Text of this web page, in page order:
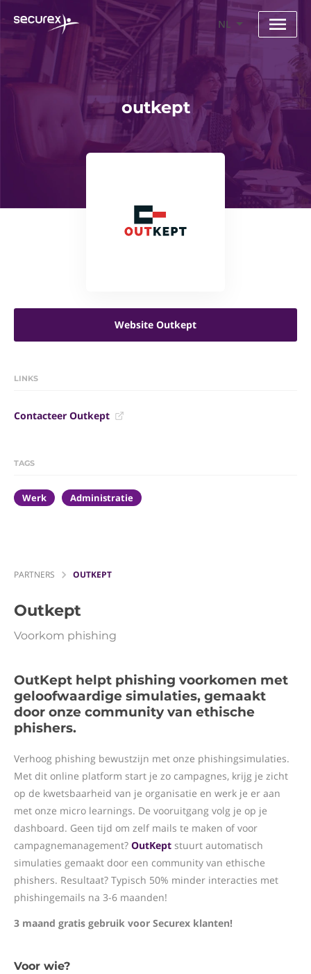
NL
outkept
Website Outkept
LINKS
Contacteer Outkept
TAGS
Werk Administratie
PARTNERS OUTKEPT
Outkept
Voorkom phishing
OutKept helpt phishing voorkomen met
geloofwaardige simulaties, gemaakt
door onze community van ethische
phishers.
Verhoog phishing bewustzijn met onze phishingsimulaties.
Met dit online platform start je zo campagnes, krijg je zicht
op de kwetsbaarheid van je organisatie en werk je er aan
met onze micro learnings. De vooruitgang volg je op je
dashboard. Geen tijd om zelf mails te maken of voor
campagnemanagement? OutKept stuurt automatisch
simulaties gemaakt door een community van ethische
phishers. Resultaat? Typisch 50% minder interacties met
phishingemails na 3-6 maanden!
3 maand gratis gebruik voor Securex klanten!
Voor wie?